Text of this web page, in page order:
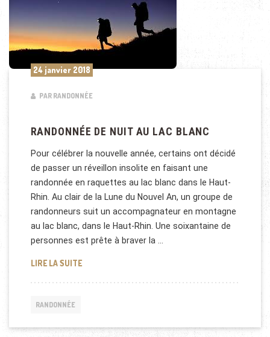
24 janvier 2018
PAR RANDONNÉE
RANDONNÉE DE NUIT AU LAC BLANC
Pour célébrer la nouvelle année, certains ont décidé
de passer un réveillon insolite en faisant une
randonnée en raquettes au lac blanc dans le Haut-
Rhin. Au clair de la Lune du Nouvel An, un groupe de
randonneurs suit un accompagnateur en montagne
au lac blanc, dans le Haut-Rhin. Une soixantaine de
personnes est prête à braver la …
LIRE LA SUITERANDONNÉE DE NUIT AU LAC BLANC
RANDONNÉE